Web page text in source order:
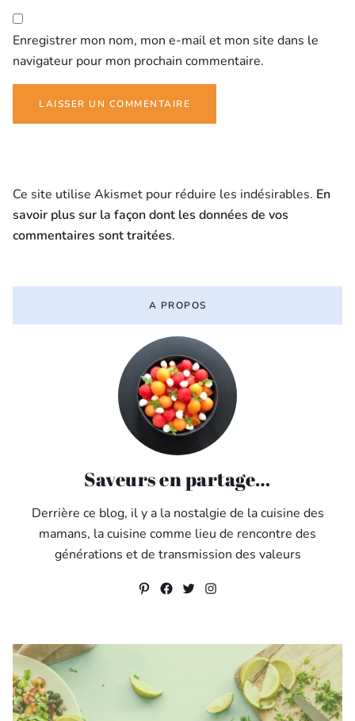
Enregistrer mon nom, mon e-mail et mon site dans le
navigateur pour mon prochain commentaire.
Ce site utilise Akismet pour réduire les indésirables. En
savoir plus sur la façon dont les données de vos
commentaires sont traitées.
A PROPOS
Saveurs en partage…
Derrière ce blog, il y a la nostalgie de la cuisine des
mamans, la cuisine comme lieu de rencontre des
générations et de transmission des valeurs
Pinterest
Facebook
Twitter
Instagram